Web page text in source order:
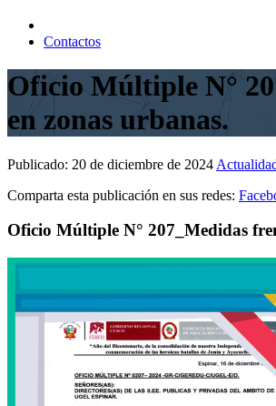
Contactos
Oficio Múltiple N°
en zonas urbanas.
Publicado: 20 de diciembre de 2024
Comparta esta publicación en sus redes:
Oficio Múltiple N° 207_Medidas